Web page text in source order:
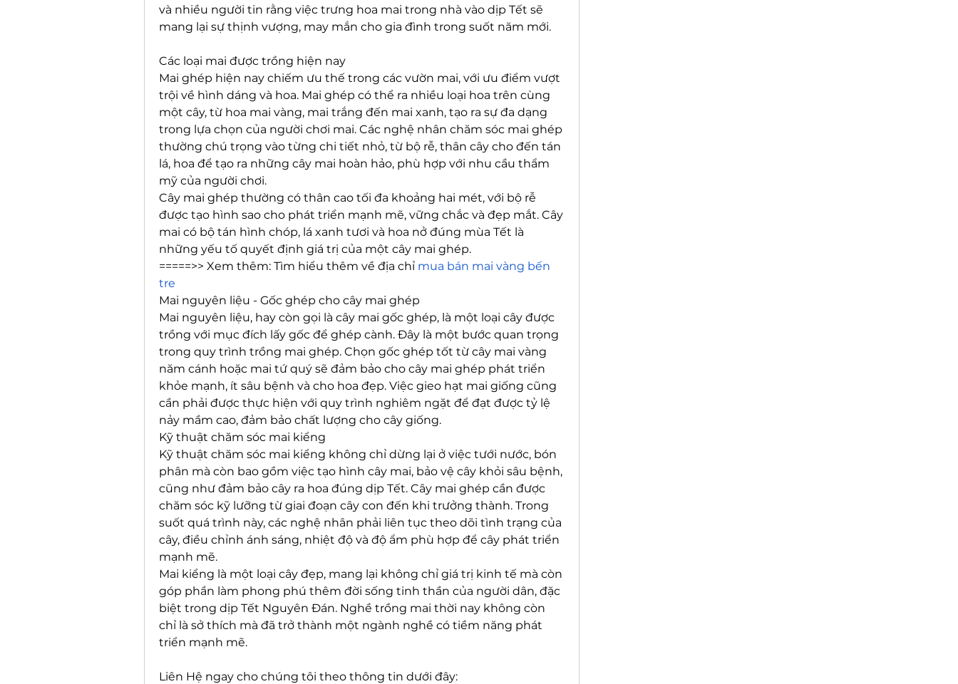
và nhiều người tin rằng việc trưng hoa mai trong nhà vào dịp Tết sẽ
mang lại sự thịnh vượng, may mắn cho gia đình trong suốt năm mới.
Các loại mai được trồng hiện nay
Mai ghép hiện nay chiếm ưu thế trong các vườn mai, với ưu điểm vượt
trội về hình dáng và hoa. Mai ghép có thể ra nhiều loại hoa trên cùng
một cây, từ hoa mai vàng, mai trắng đến mai xanh, tạo ra sự đa dạng
trong lựa chọn của người chơi mai. Các nghệ nhân chăm sóc mai ghép
thường chú trọng vào từng chi tiết nhỏ, từ bộ rễ, thân cây cho đến tán
lá, hoa để tạo ra những cây mai hoàn hảo, phù hợp với nhu cầu thẩm
mỹ của người chơi.
Cây mai ghép thường có thân cao tối đa khoảng hai mét, với bộ rễ
được tạo hình sao cho phát triển mạnh mẽ, vững chắc và đẹp mắt. Cây
mai có bộ tán hình chóp, lá xanh tươi và hoa nở đúng mùa Tết là
những yếu tố quyết định giá trị của một cây mai ghép.
=====>> Xem thêm: Tìm hiểu thêm về địa chỉ mua bán mai vàng bến
tre
Mai nguyên liệu - Gốc ghép cho cây mai ghép
Mai nguyên liệu, hay còn gọi là cây mai gốc ghép, là một loại cây được
trồng với mục đích lấy gốc để ghép cành. Đây là một bước quan trọng
trong quy trình trồng mai ghép. Chọn gốc ghép tốt từ cây mai vàng
năm cánh hoặc mai tứ quý sẽ đảm bảo cho cây mai ghép phát triển
khỏe mạnh, ít sâu bệnh và cho hoa đẹp. Việc gieo hạt mai giống cũng
cần phải được thực hiện với quy trình nghiêm ngặt để đạt được tỷ lệ
nảy mầm cao, đảm bảo chất lượng cho cây giống.
Kỹ thuật chăm sóc mai kiểng
Kỹ thuật chăm sóc mai kiểng không chỉ dừng lại ở việc tưới nước, bón
phân mà còn bao gồm việc tạo hình cây mai, bảo vệ cây khỏi sâu bệnh,
cũng như đảm bảo cây ra hoa đúng dịp Tết. Cây mai ghép cần được
chăm sóc kỹ lưỡng từ giai đoạn cây con đến khi trưởng thành. Trong
suốt quá trình này, các nghệ nhân phải liên tục theo dõi tình trạng của
cây, điều chỉnh ánh sáng, nhiệt độ và độ ẩm phù hợp để cây phát triển
mạnh mẽ.
Mai kiểng là một loại cây đẹp, mang lại không chỉ giá trị kinh tế mà còn
góp phần làm phong phú thêm đời sống tinh thần của người dân, đặc
biệt trong dịp Tết Nguyên Đán. Nghề trồng mai thời nay không còn
chỉ là sở thích mà đã trở thành một ngành nghề có tiềm năng phát
triển mạnh mẽ.
Liên Hệ ngay cho chúng tôi theo thông tin dưới đây: